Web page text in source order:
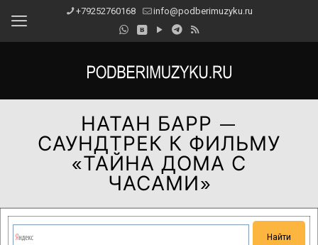
+79252760168 info@podberimuzyku.ru
НАТАН БАРР —
САУНДТРЕК К ФИЛЬМУ
«ТАЙНА ДОМА С
ЧАСАМИ»